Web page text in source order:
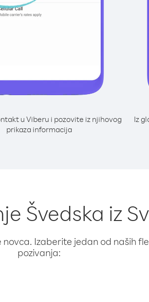
u Viberu i pozovite iz njihovog
prikaza informacija
Iz
Švedska iz
Izaberite jedan od naših
pozivanja: